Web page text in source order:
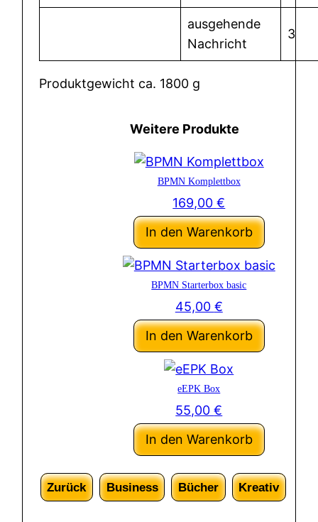
ausgehende
Nachricht
3
Produktgewicht ca. 1800 g
Weitere Produkte
BPMN Komplettbox
169,00€
In den Warenkorb
BPMN Starterbox basic
45,00 €
In den Warenkorb
eEPK Box
55,00€
In den Warenkorb
Zurück Business Bücher Kreativ